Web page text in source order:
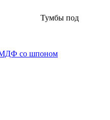
Тумбы под
со шпоном